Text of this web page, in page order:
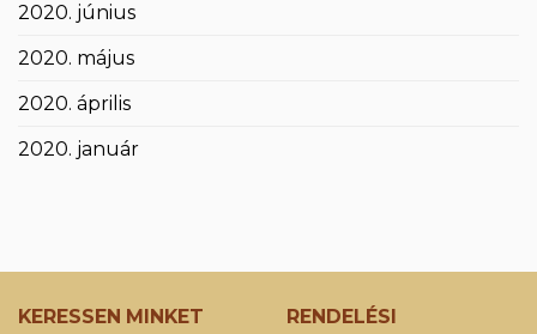
2020. június
2020. május
2020. április
2020. január
KERESSEN MINKET
RENDELÉSI